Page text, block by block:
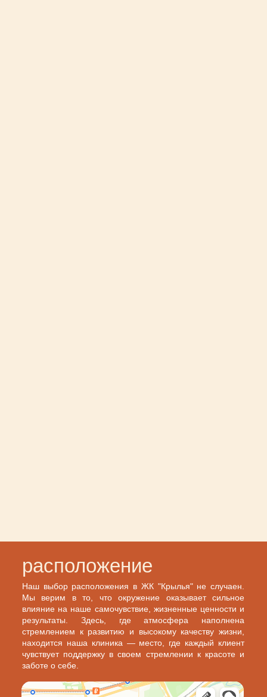
расположение
Наш выбор расположения в ЖК "Крылья" не случаен.
Мы верим в то, что окружение оказывает сильное
влияние на наше самочувствие, жизненные ценности и
результаты. Здесь, где атмосфера наполнена
стремлением к развитию и высокому качеству жизни,
находится наша клиника — место, где каждый клиент
чувствует поддержку в своем стремлении к красоте и
заботе о себе.